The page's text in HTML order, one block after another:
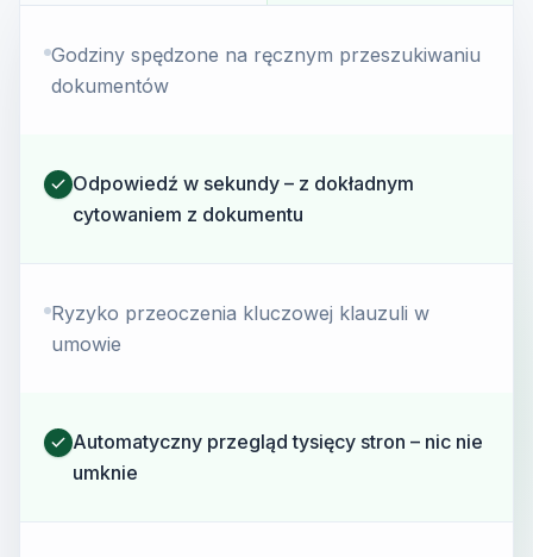
Godziny spędzone na ręcznym przeszukiwaniu
dokumentów
Odpowiedź w sekundy – z dokładnym
cytowaniem z dokumentu
Ryzyko przeoczenia kluczowej klauzuli w
umowie
Automatyczny przegląd tysięcy stron – nic nie
umknie